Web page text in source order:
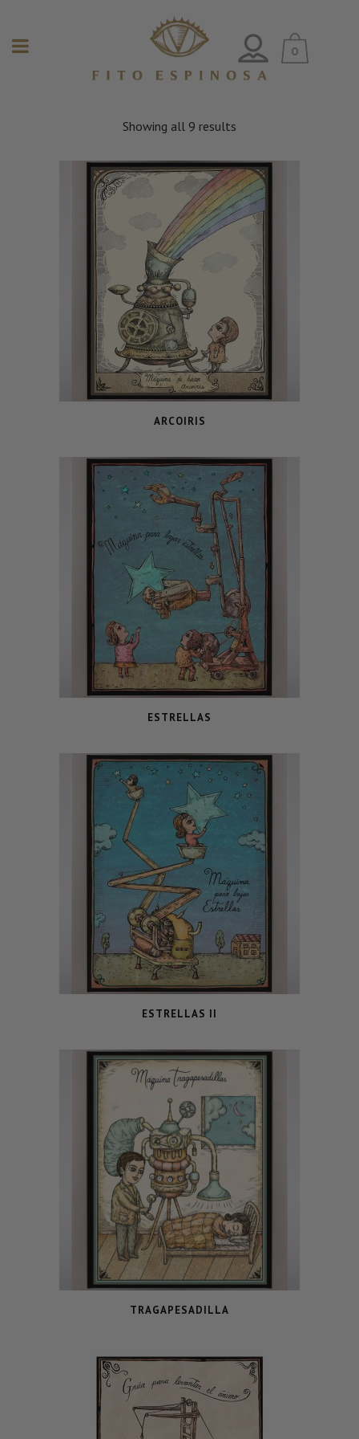
0
Showing all 9 results
ARCOIRIS
ESTRELLAS
ESTRELLAS II
TRAGAPESADILLA